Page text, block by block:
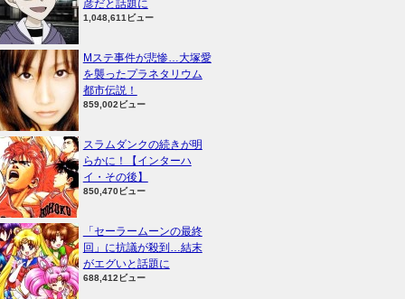
彦だと話題に
1,048,611ビュー
Mステ事件が悲惨…大塚愛
を襲ったプラネタリウム
都市伝説！
859,002ビュー
スラムダンクの続きが明
らかに！【インターハ
イ・その後】
850,470ビュー
「セーラームーンの最終
回」に抗議が殺到…結末
がエグいと話題に
688,412ビュー